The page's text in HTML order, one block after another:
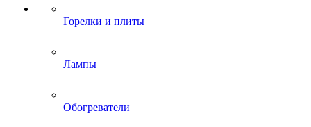
Горелки и плиты
Лампы
Обогреватели